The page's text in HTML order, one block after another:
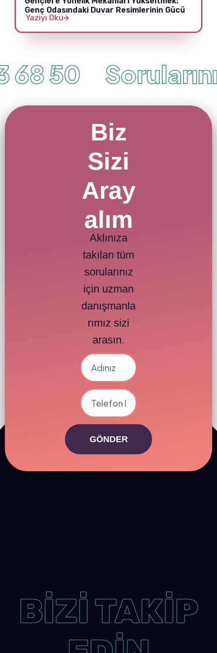
Genç Odasındaki Duvar Resimlerinin Gücü
Yazıyı Oku
50
Biz
Sizi
Aray
alım
Aklınıza
takılan tüm
sorularınız
için uzman
danışmanla
rımız sizi
arasın.
GÖNDER
BİZİ TAKİP